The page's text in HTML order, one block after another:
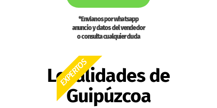
*Envíanos por whatsapp
anuncio y datos del vendedor
o consulta cualquier duda
EXPERTOS
Localidades de
Guipúzcoa